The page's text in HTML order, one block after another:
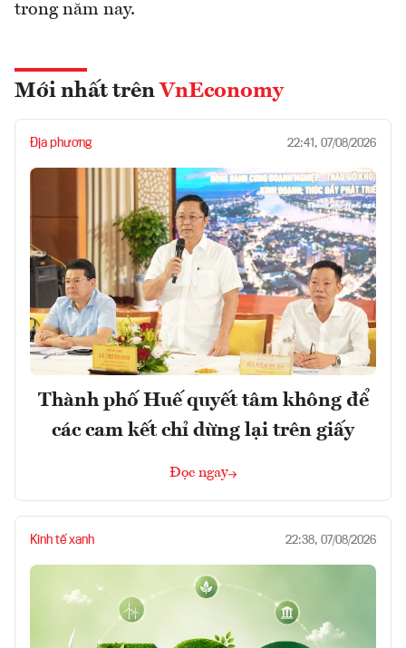
trong năm nay.
Mới nhất trên VnEconomy
Địa phương 22:41, 07/08/2026
Thành phố Huế quyết tâm không để
các cam kết chỉ dừng lại trên giấy
Đọc ngay
Kinh tế xanh 22:38, 07/08/2026